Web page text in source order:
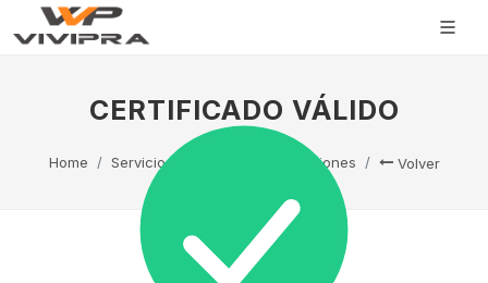
CERTIFICADO VÁLIDO
Home Servicio Técnico Capacitaciones Volver